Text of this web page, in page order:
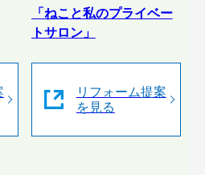
「ねこと私のプライベー
トサロン」
リフォーム提案
を見る